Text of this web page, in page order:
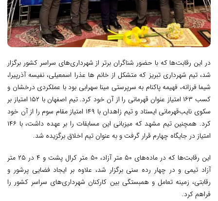
در این رقابت‌ها که با حضور شناگران برتر از شهرداری‌های سراسر کشور برگزار
شد، تیم شهرداری تبریز که متشکل از خانم ها عذرا اسمعیلی، نفیسه آذرپیرا،
شیما فرزانه، فهیمه پاکنام به سرپرستی مینا سهرابی بود با عملکردی درخشان و
کسب ۱۶۳ امتیاز عنوان قهرمانی را از آن خود کرد. تیم اصفهان با ۱۵۲ امتیاز بر
سکوی نایب‌قهرمانی ایستاد و تیم زاهدان با ۱۴۹ امتیاز مقام سوم را از آن خود
کرد. همچنین تیم مشهد که میزبانی این مسابقات را بر عهده داشت، با ۱۴۶
امتیاز در جایگاه چهارم قرار گرفت و به عنوان تیم اخلاق برگزیده شد.
این رقابت‌ها که در ماده‌های ۵۰ متر آزاد، ۵۰ متر کرال پشت و ۴ در ۲۵ متر
آزاد تیمی و در چهار رده سنی برگزار شد، علاوه بر ایجاد فضایی پرشور و
رقابتی، زمینه تعامل و همبستگی بین کارکنان شهرداری‌های سراسر کشور را
فراهم کرد.